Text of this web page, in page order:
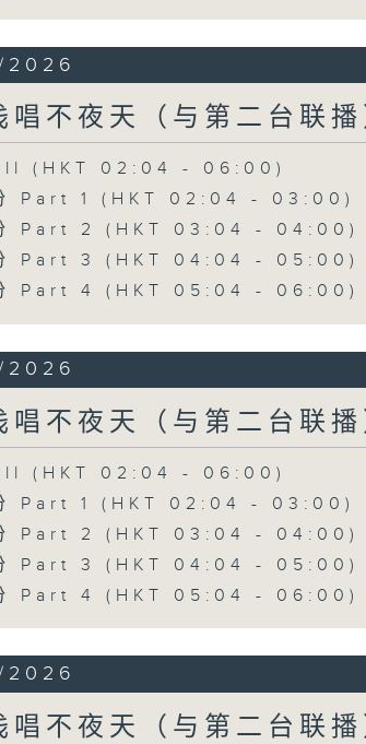
唱不夜天（与第二台联
(HKT 02:04 - 06:00)
Part 1 (HKT 02:04 - 03:00)
Part 2 (HKT 03:04 - 04:00)
Part 3 (HKT 04:04 - 05:00)
Part 4 (HKT 05:04 - 06:00)
唱不夜天（与第二台联
(HKT 02:04 - 06:00)
Part 1 (HKT 02:04 - 03:00)
Part 2 (HKT 03:04 - 04:00)
Part 3 (HKT 04:04 - 05:00)
Part 4 (HKT 05:04 - 06:00)
唱不夜天（与第二台联